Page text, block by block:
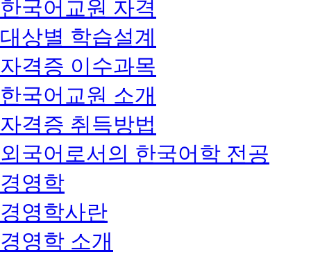
한국어교원 자격
대상별 학습설계
자격증 이수과목
한국어교원 소개
자격증 취득방법
외국어로서의 한국어학 전공
경영학
경영학사란
경영학 소개